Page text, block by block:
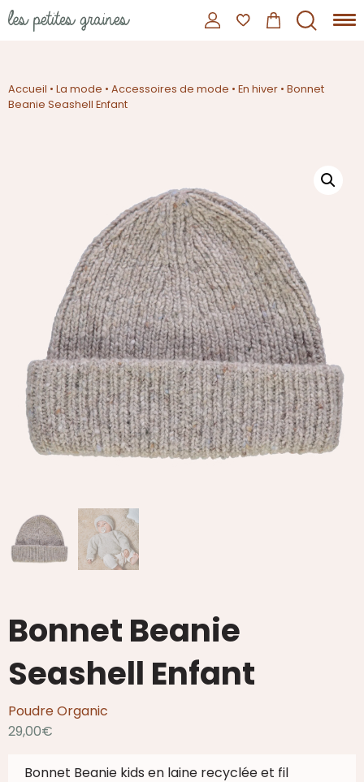
Accueil • La mode • Accessoires de mode • En hiver • Bonnet
Beanie Seashell Enfant
Bonnet Beanie
Seashell Enfant
Poudre Organic
29,00€
Bonnet Beanie kids en laine recyclée et fil